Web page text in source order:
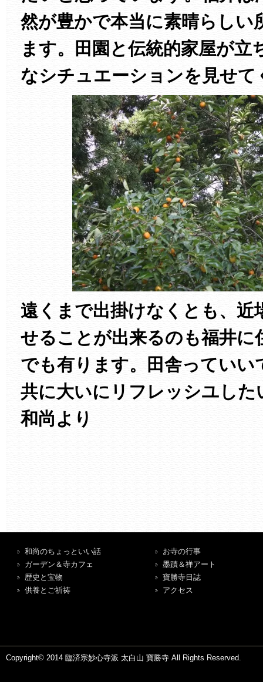
然が豊かで本当に素晴らしい
ます。田園と伝統的家屋が立
なシチュエーションを見せて
遠くまで出掛けなくとも、近
せることが出来るのも福井に
でも有ります。田舎っていい
共に大いにリフレッシユした
和尚より
和尚のちょっといい話
ガーデン＆寺カフェ
歴史と宝物
供養とご祈祷
お寺の行事
墨蹟＆禅アート
寶勝寺日誌
アクセス
Copyright© 2014 臨済宗妙心寺派 太白山 寶勝寺 All Rights Reserved.